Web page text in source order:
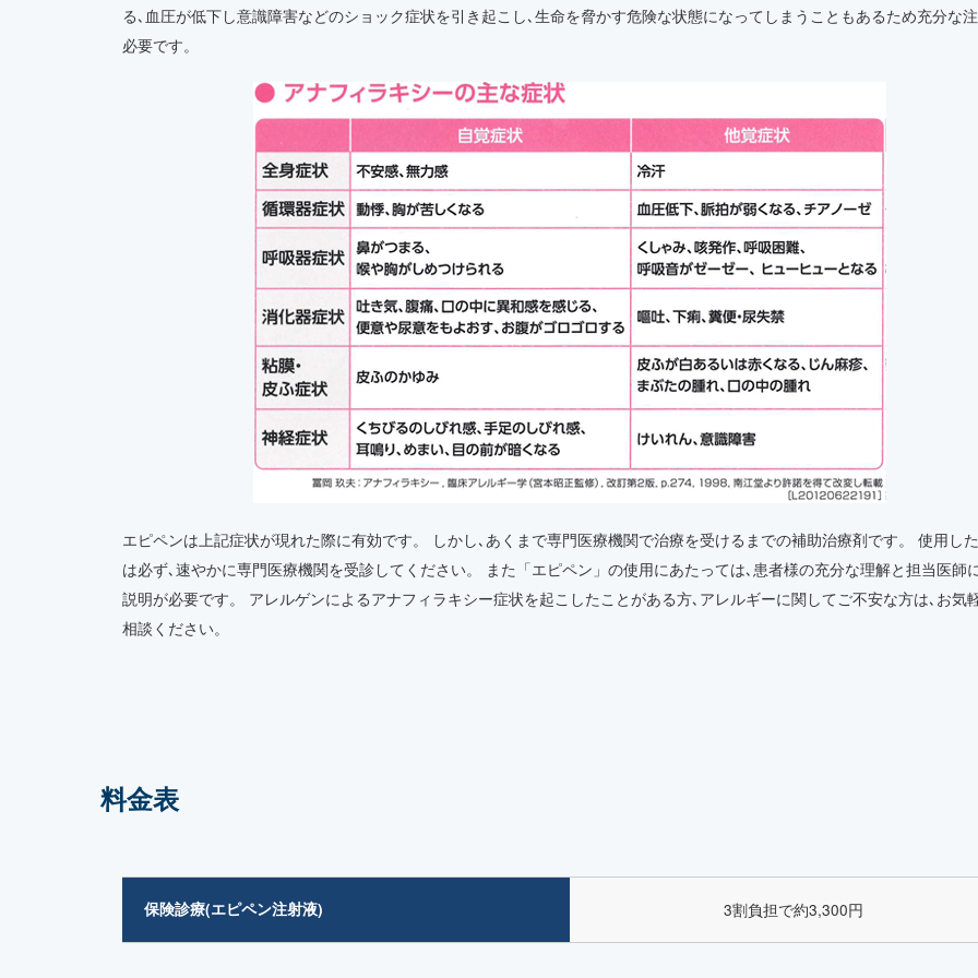
る､血圧が低下し意識障害などのショック症状を引き起こし､生命を脅かす危険な状態になってしまうこともあるため充分な
必要です。
エピペンは上記症状が現れた際に有効です。 しかし､あくまで専門医療機関で治療を受けるまでの補助治療剤です。 使用し
は必ず､速やかに専門医療機関を受診してください。 また「エピペン」の使用にあたっては､患者様の充分な理解と担当医師
説明が必要です。 アレルゲンによるアナフィラキシー症状を起こしたことがある方､アレルギーに関してご不安な方は､お気
相談ください。
料金表
保険診療(エピペン注射液) 3割負担で約3,300円